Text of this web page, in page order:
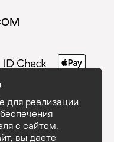
для реализации
с сайтом.
вы даете